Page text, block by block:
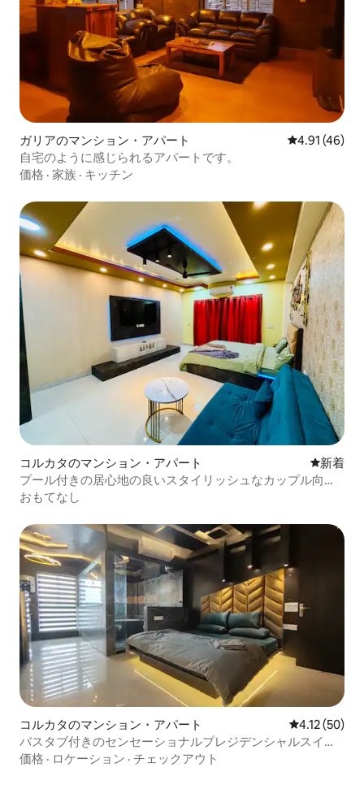
ガリアのマンション・アパート レビュー46
4.91 (46)
自宅のように感じられるアパートです。
価格 · 家族 · キッチン
コルカタのマンション・アパート 新しい宿
新着
プール付きの居心地の良いスタイリッシュなカップル向け
の隠れ家／空港
おもてなし
コルカタのマンション・アパート レビュー50
4.12 (50)
バスタブ付きのセンセーショナルプレジデンシャルスイー
ト@ザナドゥ
価格 · ロケーション · チェックアウト